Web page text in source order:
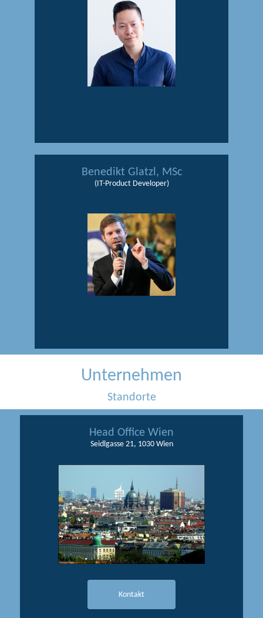
Benedikt Glatzl, MSc
(IT-Product Developer)
Unternehmen
Standorte
Head Office Wien
Seidlgasse 21, 1030 Wien
Kontakt